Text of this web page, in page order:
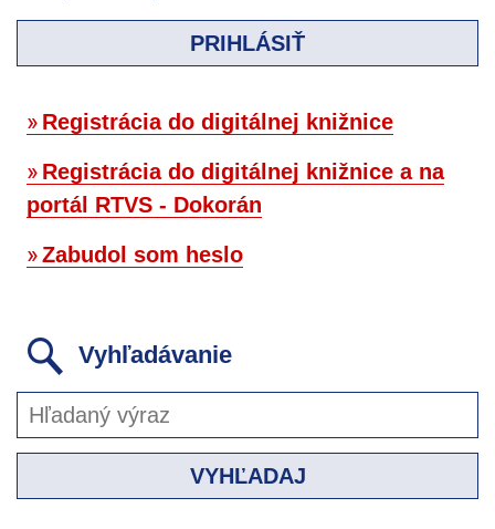
PRIHLÁSIŤ
Registrácia do digitálnej knižnice
Registrácia do digitálnej knižnice a na
portál RTVS - Dokorán
Zabudol som heslo
Vyhľadávanie
VYHĽADAJ